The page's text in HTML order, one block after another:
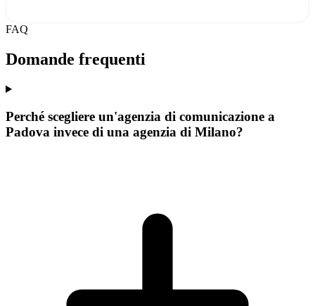
FAQ
Domande frequenti
Perché scegliere un'agenzia di comunicazione a
Padova invece di una agenzia di Milano?